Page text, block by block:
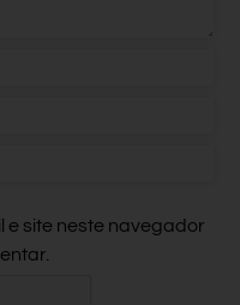
e site neste navegador